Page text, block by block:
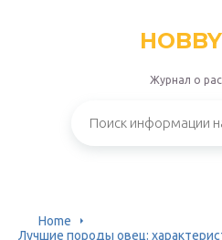
Журнал о
Home
Лучшие породы овец: